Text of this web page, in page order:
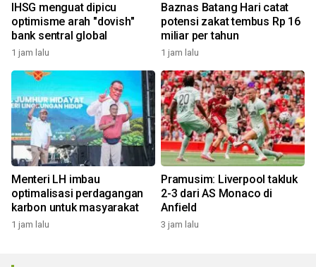
IHSG menguat dipicu
optimisme arah "dovish"
bank sentral global
1 jam lalu
Baznas Batang Hari catat
potensi zakat tembus Rp 16
miliar per tahun
1 jam lalu
Menteri LH imbau
optimalisasi perdagangan
karbon untuk masyarakat
1 jam lalu
Pramusim: Liverpool takluk
2-3 dari AS Monaco di
Anfield
3 jam lalu